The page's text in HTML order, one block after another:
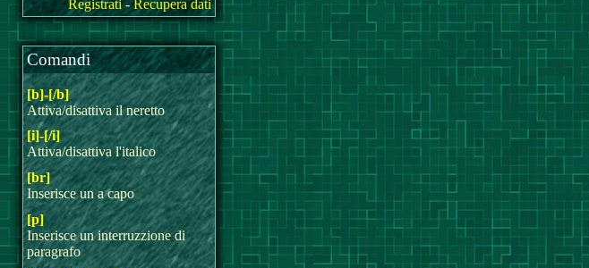
Registrati-Recupera dati
Comandi
[b]-[/b]
Attiva/disattiva il neretto
[i]-[/i]
Attiva/disattiva l'italico
[br]
Inserisce un a capo
[p]
Inserisce un interruzzione di
paragrafo